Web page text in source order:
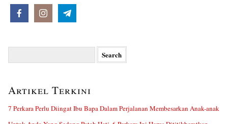
Artikel Terkini
7 Perkara Perlu Diingat Ibu Bapa Dalam Perjalanan Membesarkan Anak-anak